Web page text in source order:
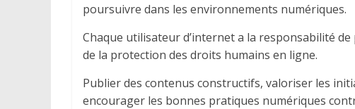
poursuivre dans les environnements numériques.
Chaque utilisateur d’internet a la responsabilité
de la protection des droits humains en ligne.
Publier des contenus constructifs, valoriser les
encourager les bonnes pratiques numériques